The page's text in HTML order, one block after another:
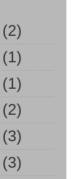
(2)
(1)
(1)
(2)
(3)
(3)